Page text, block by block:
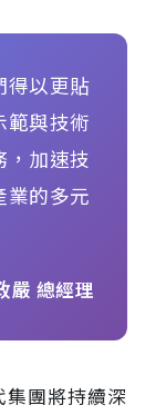
得以更貼
範與技術
，加速技
業的多元
嚴 總經理
團將持續深